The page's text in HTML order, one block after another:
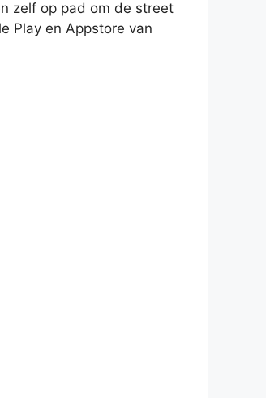
zelf op pad om de street
Play en Appstore van